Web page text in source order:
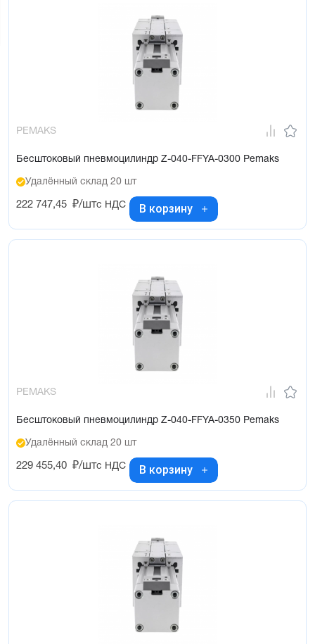
PEMAKS
Бесштоковый пневмоцилиндр Z-040-FFYA-0300 Pemaks
Удалённый склад 20 шт
222 747,45 ₽/штс НДС В корзину
PEMAKS
Бесштоковый пневмоцилиндр Z-040-FFYA-0350 Pemaks
Удалённый склад 20 шт
229 455,40 ₽/штс НДС В корзину